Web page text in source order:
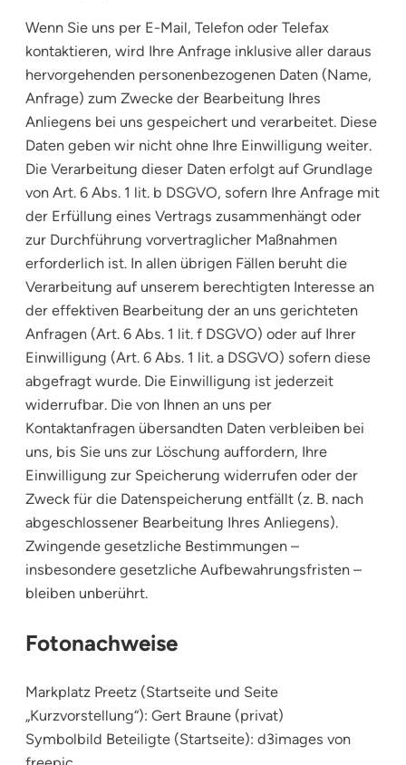
Wenn Sie uns per E-Mail, Telefon oder Telefax
kontaktieren, wird Ihre Anfrage inklusive aller daraus
hervorgehenden personenbezogenen Daten (Name,
Anfrage) zum Zwecke der Bearbeitung Ihres
Anliegens bei uns gespeichert und verarbeitet. Diese
Daten geben wir nicht ohne Ihre Einwilligung weiter.
Die Verarbeitung dieser Daten erfolgt auf Grundlage
von Art. 6 Abs. 1 lit. b DSGVO, sofern Ihre Anfrage mit
der Erfüllung eines Vertrags zusammenhängt oder
zur Durchführung vorvertraglicher Maßnahmen
erforderlich ist. In allen übrigen Fällen beruht die
Verarbeitung auf unserem berechtigten Interesse an
der effektiven Bearbeitung der an uns gerichteten
Anfragen (Art. 6 Abs. 1 lit. f DSGVO) oder auf Ihrer
Einwilligung (Art. 6 Abs. 1 lit. a DSGVO) sofern diese
abgefragt wurde. Die Einwilligung ist jederzeit
widerrufbar. Die von Ihnen an uns per
Kontaktanfragen übersandten Daten verbleiben bei
uns, bis Sie uns zur Löschung auffordern, Ihre
Einwilligung zur Speicherung widerrufen oder der
Zweck für die Datenspeicherung entfällt (z. B. nach
abgeschlossener Bearbeitung Ihres Anliegens).
Zwingende gesetzliche Bestimmungen –
insbesondere gesetzliche Aufbewahrungsfristen –
bleiben unberührt.
Fotonachweise
Markplatz Preetz (Startseite und Seite
„Kurzvorstellung“): Gert Braune (privat)
Symbolbild Beteiligte (Startseite): d3images von